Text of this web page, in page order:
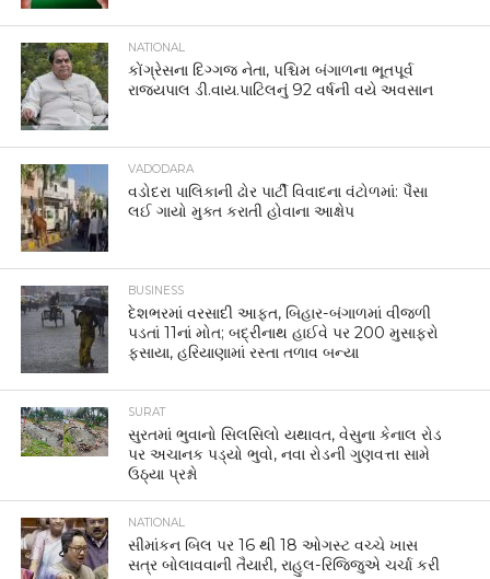
NATIONAL
કોંગ્રેસના દિગ્ગજ નેતા, પશ્ચિમ બંગાળના ભૂતપૂર્વ
રાજ્યપાલ ડી.વાય.પાટિલનું 92 વર્ષની વયે અવસાન
VADODARA
વડોદરા પાલિકાની ઢોર પાર્ટી વિવાદના વંટોળમાં: પૈસા
લઈ ગાયો મુક્ત કરાતી હોવાના આક્ષેપ
BUSINESS
દેશભરમાં વરસાદી આફત, બિહાર-બંગાળમાં વીજળી
પડતાં 11નાં મોત; બદ્રીનાથ હાઈવે પર 200 મુસાફરો
ફસાયા, હરિયાણામાં રસ્તા તળાવ બન્યા
SURAT
સુરતમાં ભુવાનો સિલસિલો યથાવત, વેસુના કેનાલ રોડ
પર અચાનક પડ્યો ભુવો, નવા રોડની ગુણવત્તા સામે
ઉઠ્યા પ્રશ્નો
NATIONAL
સીમાંકન બિલ પર 16 થી 18 ઓગસ્ટ વચ્ચે ખાસ
સત્ર બોલાવવાની તૈયારી, રાહુલ-રિજિજુએ ચર્ચા કરી